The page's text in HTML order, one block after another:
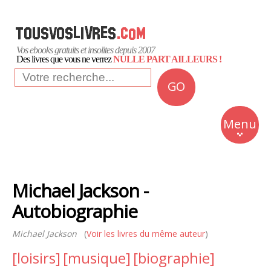
Vos ebooks gratuits et insolites depuis 2007
Des livres que vous ne verrezNULLE PART AILLEURS !
GO
Menu
Insolite
Business
Michael Jackson -
Autobiographie
Michael Jackson (Voir les livres du même auteur)
[loisirs] [musique] [biographie]